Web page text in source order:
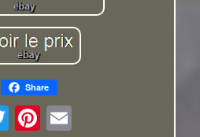
Share